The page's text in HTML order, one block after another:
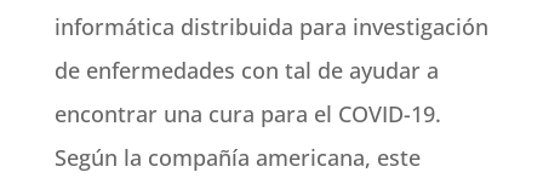
informática distribuida para investigación
de enfermedades con tal de ayudar a
encontrar una cura para el COVID-19.
Según la compañía americana, este